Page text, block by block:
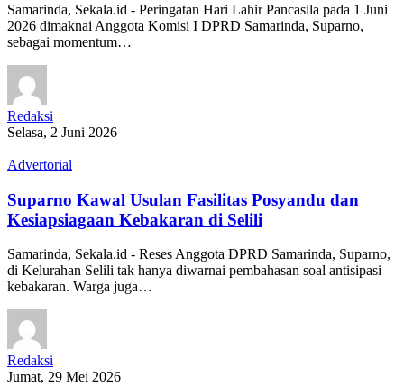
Samarinda, Sekala.id - Peringatan Hari Lahir Pancasila pada 1 Juni
2026 dimaknai Anggota Komisi I DPRD Samarinda, Suparno,
sebagai momentum…
Redaksi
Selasa, 2 Juni 2026
Advertorial
Suparno Kawal Usulan Fasilitas Posyandu dan
Kesiapsiagaan Kebakaran di Selili
Samarinda, Sekala.id - Reses Anggota DPRD Samarinda, Suparno,
di Kelurahan Selili tak hanya diwarnai pembahasan soal antisipasi
kebakaran. Warga juga…
Redaksi
Jumat, 29 Mei 2026